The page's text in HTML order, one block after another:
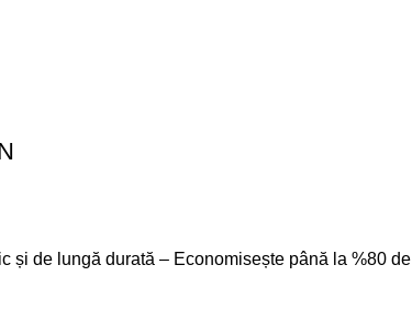
și de lungă durată – Economisește până la %80 de